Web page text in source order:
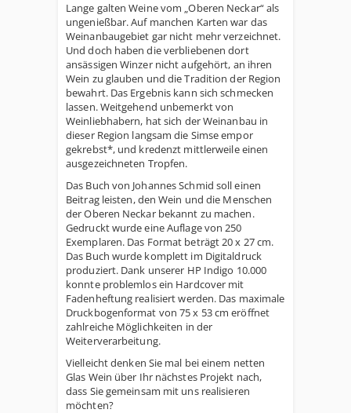
Lange galten Weine vom „Oberen Neckar“ als
ungenießbar. Auf manchen Karten war das
Weinanbaugebiet gar nicht mehr verzeichnet.
Und doch haben die verbliebenen dort
ansässigen Winzer nicht aufgehört, an ihren
Wein zu glauben und die Tradition der Region
bewahrt. Das Ergebnis kann sich schmecken
lassen. Weitgehend unbemerkt von
Weinliebhabern, hat sich der Weinanbau in
dieser Region langsam die Simse empor
gekrebst*, und kredenzt mittlerweile einen
ausgezeichneten Tropfen.
Das Buch von Johannes Schmid soll einen
Beitrag leisten, den Wein und die Menschen
der Oberen Neckar bekannt zu machen.
Gedruckt wurde eine Auflage von 250
Exemplaren. Das Format beträgt 20 x 27 cm.
Das Buch wurde komplett im Digitaldruck
produziert. Dank unserer HP Indigo 10.000
konnte problemlos ein Hardcover mit
Fadenheftung realisiert werden. Das maximale
Druckbogenformat von 75 x 53 cm eröffnet
zahlreiche Möglichkeiten in der
Weiterverarbeitung.
Vielleicht denken Sie mal bei einem netten
Glas Wein über Ihr nächstes Projekt nach,
dass Sie gemeinsam mit uns realisieren
möchten?